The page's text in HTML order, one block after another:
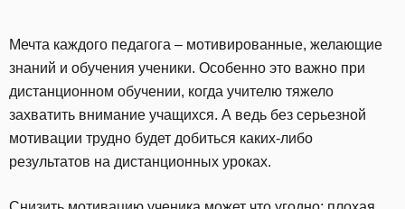
Мечта каждого педагога – мотивированные, желающие
знаний и обучения ученики. Особенно это важно при
дистанционном обучении, когда учителю тяжело
захватить внимание учащихся. А ведь без серьезной
мотивации трудно будет добиться каких-либо
результатов на дистанционных уроках.